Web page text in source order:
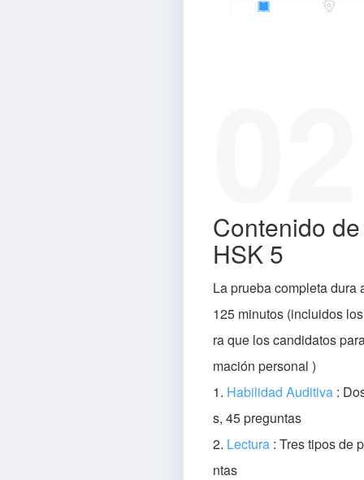
Contenido
HSK 5
La prueba completa dura
125 minutos (incluidos
ra que los candidatos
mación personal )
1. Habilidad Auditiva :
s, 45 preguntas
2. Lectura : Tres tipos de
ntas